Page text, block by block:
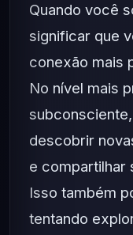
Quando você
significar que
conexão mais
No nível mais
descobrir
e compartilhar
Isso também
tentando